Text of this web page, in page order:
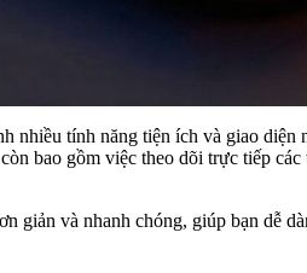
tính năng tiện ích và giao
bao gồm việc theo dõi trực tiếp
và nhanh chóng, giúp bạn dễ